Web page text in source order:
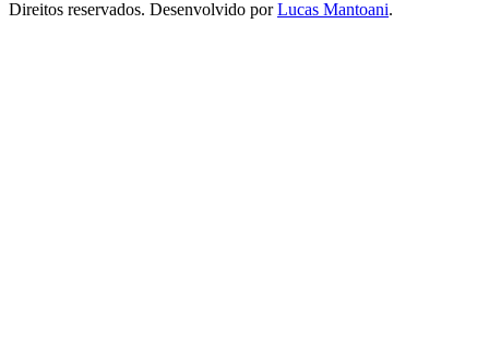
Direitos reservados. Desenvolvido porLucas Mantoani.